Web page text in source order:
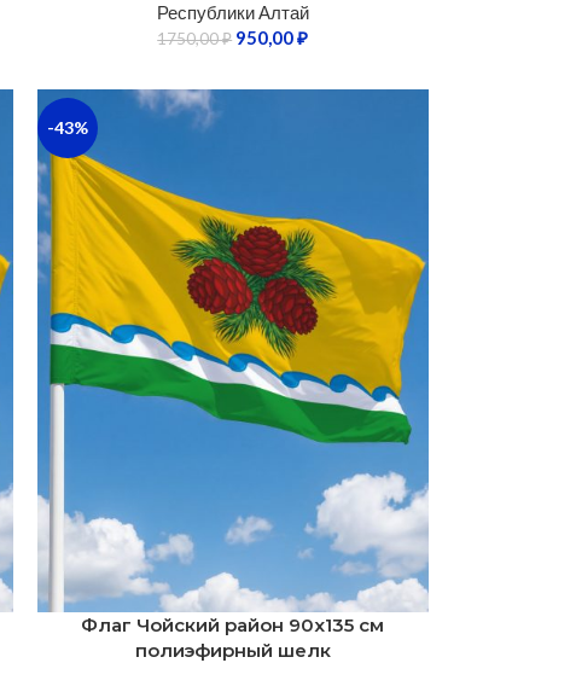
Республики Алтай
1750,00₽ 950,00₽
-43%
Флаг Чойский район 90х135 см
полиэфирный шелк